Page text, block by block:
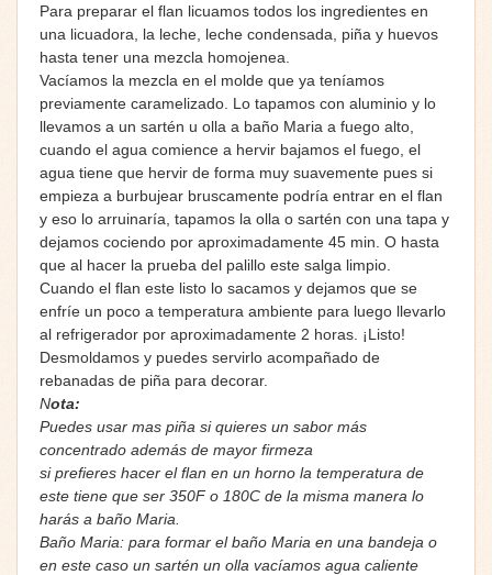
Para preparar el flan licuamos todos los ingredientes en
una licuadora, la leche, leche condensada, piña y huevos
hasta tener una mezcla homojenea.
Vacíamos la mezcla en el molde que ya teníamos
previamente caramelizado. Lo tapamos con aluminio y lo
llevamos a un sartén u olla a baño Maria a fuego alto,
cuando el agua comience a hervir bajamos el fuego, el
agua tiene que hervir de forma muy suavemente pues si
empieza a burbujear bruscamente podría entrar en el flan
y eso lo arruinaría, tapamos la olla o sartén con una tapa y
dejamos cociendo por aproximadamente 45 min. O hasta
que al hacer la prueba del palillo este salga limpio.
Cuando el flan este listo lo sacamos y dejamos que se
enfríe un poco a temperatura ambiente para luego llevarlo
al refrigerador por aproximadamente 2 horas. ¡Listo!
Desmoldamos y puedes servirlo acompañado de
rebanadas de piña para decorar.
Nota:
Puedes usar mas piña si quieres un sabor más
concentrado además de mayor firmeza
si prefieres hacer el flan en un horno la temperatura de
este tiene que ser 350F o 180C de la misma manera lo
harás a baño Maria.
Baño Maria: para formar el baño Maria en una bandeja o
en este caso un sartén un olla vacíamos agua caliente